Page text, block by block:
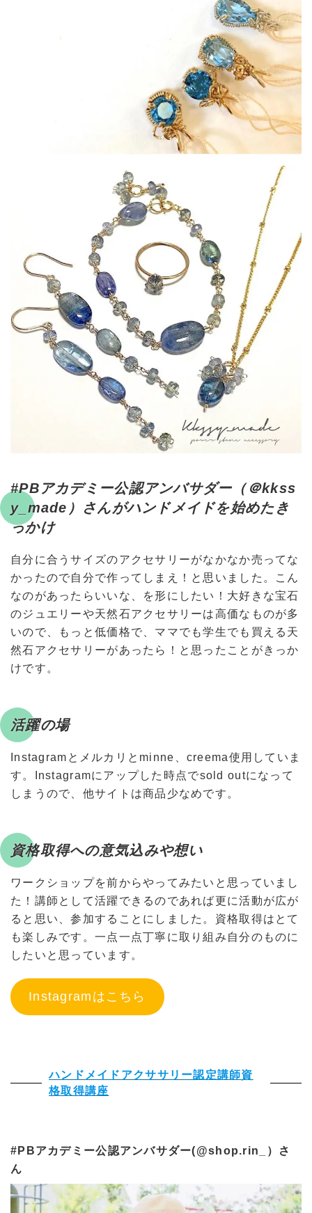
#PBアカデミー公認アンバサダー（＠kkss
y_made）さんがハンドメイドを始めたき
っかけ
自分に合うサイズのアクセサリーがなかなか売ってな
かったので自分で作ってしまえ！と思いました。こん
なのがあったらいいな、を形にしたい！大好きな宝石
のジュエリーや天然石アクセサリーは高価なものが多
いので、もっと低価格で、ママでも学生でも買える天
然石アクセサリーがあったら！と思ったことがきっか
けです。
活躍の場
Instagramとメルカリとminne、creema使用していま
す。Instagramにアップした時点でsold outになって
しまうので、他サイトは商品少なめです。
資格取得への意気込みや想い
ワークショップを前からやってみたいと思っていまし
た！講師として活躍できるのであれば更に活動が広が
ると思い、参加することにしました。資格取得はとて
も楽しみです。一点一点丁寧に取り組み自分のものに
したいと思っています。
Instagramはこちら
ハンドメイドアクササリー認定講師資
格取得講座
#PBアカデミー公認アンバサダー(@shop.rin_）さ
ん